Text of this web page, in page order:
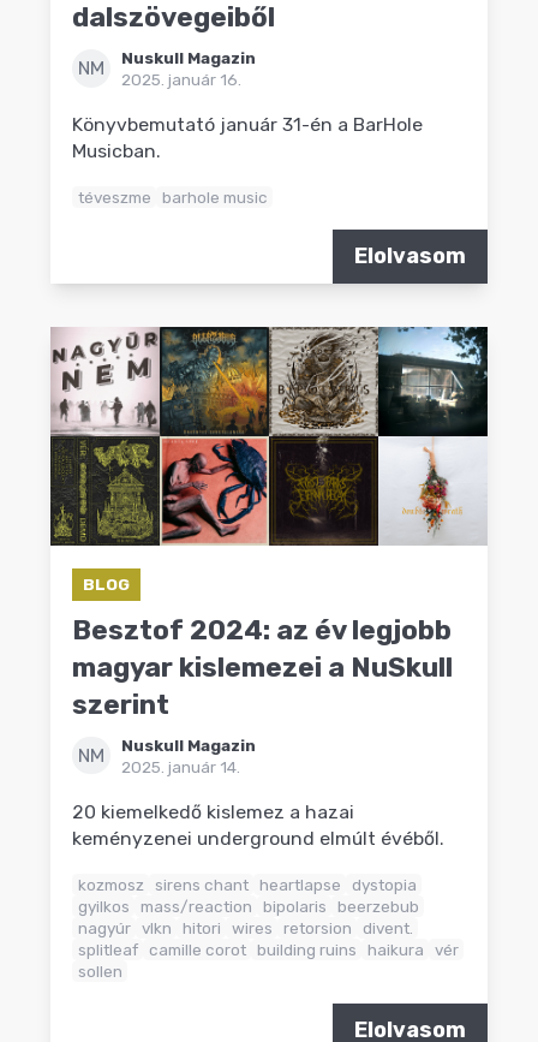
dalszövegeiből
NM
Nuskull Magazin
2025. január 16.
Könyvbemutató január 31-én a BarHole
Musicban.
téveszme barhole music
Elolvasom
BLOG
Besztof 2024: az év legjobb
magyar kislemezei a NuSkull
szerint
NM
Nuskull Magazin
2025. január 14.
20 kiemelkedő kislemez a hazai
keményzenei underground elmúlt évéből.
kozmosz sirens chant heartlapse
dystopia
gyilkos
mass/reaction bipolaris
beerzebub
nagyúr vlkn hitori wires retorsion
divent.
splitleaf camille corot building ruins haikura
vér
sollen
Elolvasom